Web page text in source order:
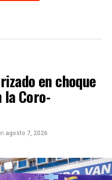
en choque
Coro-
agosto 7, 2026